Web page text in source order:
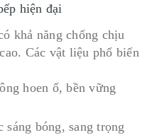
hiện đại
khả năng chống chịu
Các vật liệu phổ biến
hoen ố, bền vững
bóng, sang trọng